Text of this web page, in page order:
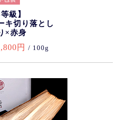
級】
キ切り落とし
×赤身
円 / 100g